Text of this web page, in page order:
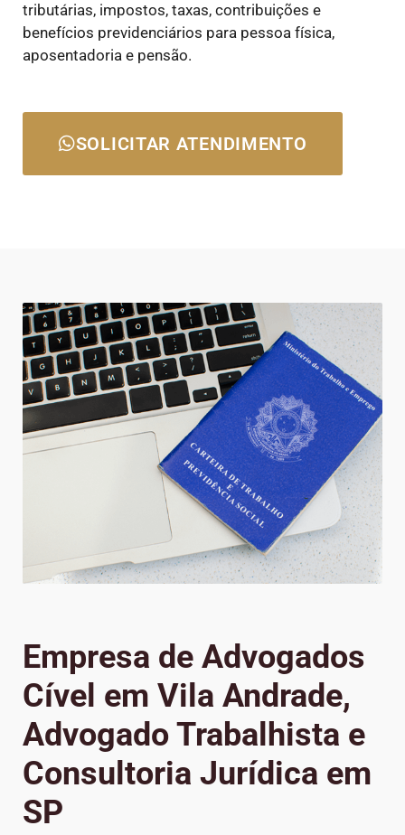
tributárias, impostos, taxas, contribuições e
benefícios previdenciários para pessoa física,
aposentadoria e pensão.
SOLICITAR ATENDIMENTO
Empresa de Advogados
Cível em Vila Andrade,
Advogado Trabalhista e
Consultoria Jurídica em
SP